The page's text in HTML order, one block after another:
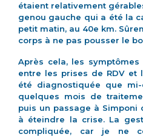
étaient relativement
genou gauche qui a été la
petit matin, au 40e km.
corps à ne pas pousser le
Après cela, les
entre les prises de RDV et
été diagnostiquée que mi-
quelques mois de
puis un passage à Simponi
à éteindre la crise. La
compliquée, car je ne